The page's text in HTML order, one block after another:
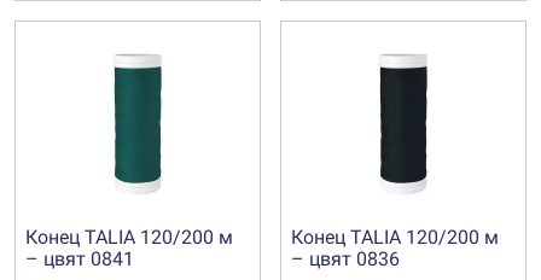
Конец TALIA 120/200 м
– цвят 0841
Конец TALIA 120/200 м
– цвят 0836